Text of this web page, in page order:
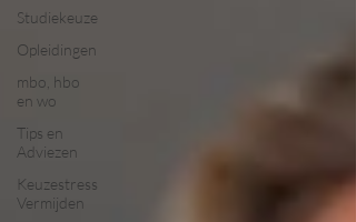
Studiekeuze
Opleidingen
mbo, hbo
en wo
Tips en
Adviezen
Keuzestress
Vermijden